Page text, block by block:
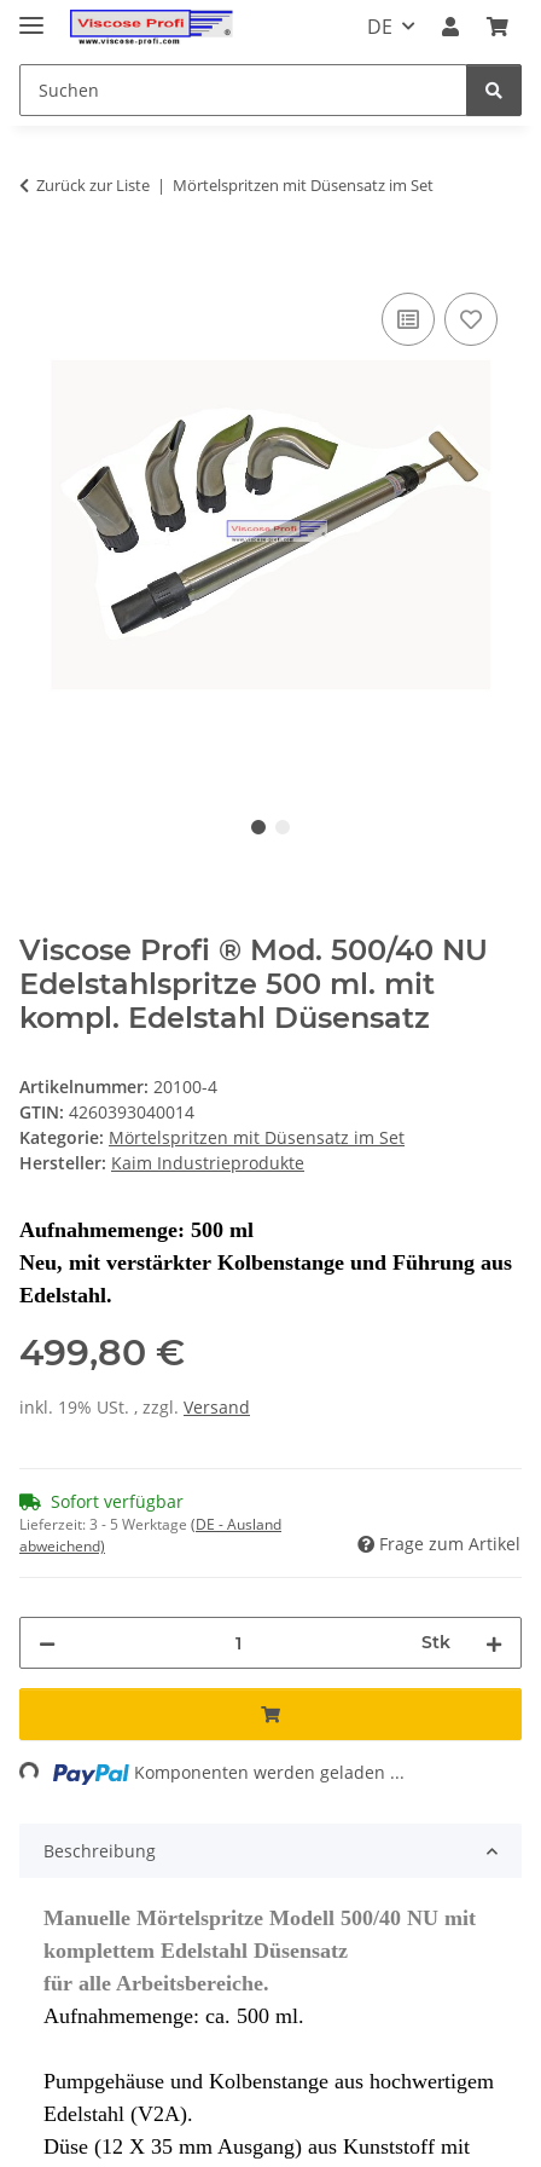
DE
Zurück zur Liste Mörtelspritzen mit Düsensatz im Set
Viscose Profi ® Mod. 500/40 NU
Edelstahlspritze 500 ml. mit
kompl. Edelstahl Düsensatz
Artikelnummer: 20100-4
GTIN: 4260393040014
Kategorie: Mörtelspritzen mit Düsensatz im Set
Hersteller: Kaim Industrieprodukte
Aufnahmemenge: 500 ml
Neu, mit verstärkter Kolbenstange und Führung aus
Edelstahl.
499,80 €
inkl. 19% USt. , zzgl. Versand
Sofort verfügbar
Lieferzeit:3 - 5 Werktage (DE - Ausland
abweichend)
Frage zum Artikel
Stk
Komponenten werden geladen ...
Beschreibung
Manuelle Mörtelspritze Modell 500/40 NU mit
komplettem Edelstahl Düsensatz
für alle Arbeitsbereiche.
Aufnahmemenge: ca. 500 ml.
Pumpgehäuse und Kolbenstange aus hochwertigem
Edelstahl (V2A).
Düse (12 X 35 mm Ausgang) aus Kunststoff mit